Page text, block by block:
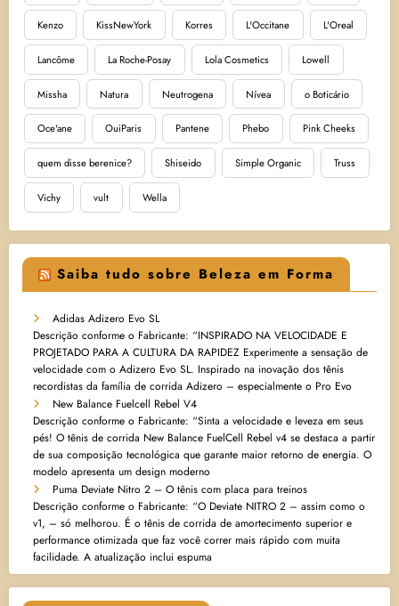
Kenzo KissNewYork Korres L'Occitane L'Oreal
Lancôme La Roche-Posay Lola Cosmetics Lowell
Missha Natura Neutrogena Nívea o Boticário
Oce'ane OuiParis Pantene Phebo Pink Cheeks
quem disse berenice? Shiseido Simple Organic Truss
Vichy vult Wella
Saiba tudo sobre Beleza em Forma
Adidas Adizero Evo SL
Descrição conforme o Fabricante: “INSPIRADO NA VELOCIDADE E
PROJETADO PARA A CULTURA DA RAPIDEZ Experimente a sensação de
velocidade com o Adizero Evo SL. Inspirado na inovação dos tênis
recordistas da família de corrida Adizero – especialmente o Pro Evo
New Balance Fuelcell Rebel V4
Descrição conforme o Fabricante: “Sinta a velocidade e leveza em seus
pés! O tênis de corrida New Balance FuelCell Rebel v4 se destaca a partir
de sua composição tecnológica que garante maior retorno de energia. O
modelo apresenta um design moderno
Puma Deviate Nitro 2 – O tênis com placa para treinos
Descrição conforme o Fabricante: “O Deviate NITRO 2 – assim como o
v1, – só melhorou. É o tênis de corrida de amortecimento superior e
performance otimizada que faz você correr mais rápido com muita
facilidade. A atualização inclui espuma